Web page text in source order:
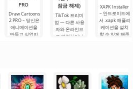
PRO
Draw Cartoons
2 PRO – 당신은
애니메이션을
만들고 싶었지
에 달려 있습니
다. 복잡한
잠금 해제)
TikTok 프리미
엄 — 다른 사용
자와 온라인으
로 연결하거나
루를 시작하거
나 힘든 하루를.
XAPK Installer
– 안드로이드에
서 .xapk 애플리
케이션을 설치
할 수 있게 해줍
시작할 수